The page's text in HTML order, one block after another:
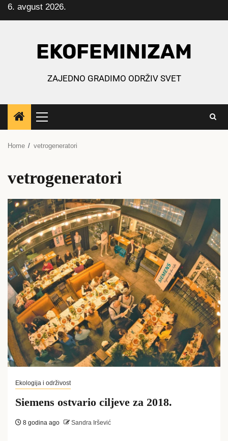
Skip
to
6. avgust 2026.
EKOFEMINIZAM
ZAJEDNO GRADIMO ODRŽIV SVET
Primary
Menu
Home vetrogeneratori
vetrogeneratori
Ekologija i održivost
Siemens ostvario ciljeve za 2018.
8 godina ago Sandra Iršević